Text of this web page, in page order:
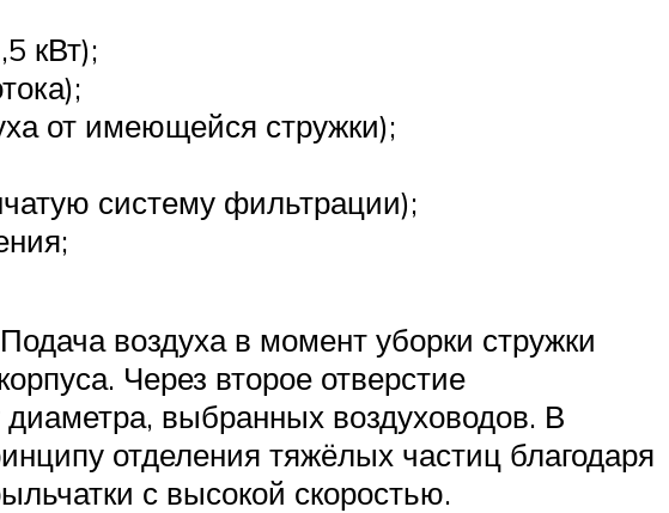
кВт);
от имеющейся стружки);
систему фильтрации);
воздуха в момент уборки стружки
Через второе отверстие
выбранных воздуховодов. В
отделения тяжёлых частиц благодаря
с высокой скоростью.